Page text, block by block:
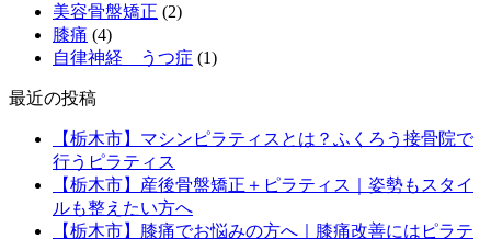
美容骨盤矯正 (2)
膝痛 (4)
自律神経 うつ症 (1)
最近の投稿
【栃木市】マシンピラティスとは？ふくろう接骨院で
行うピラティス
【栃木市】産後骨盤矯正＋ピラティス｜姿勢もスタイ
ルも整えたい方へ
【栃木市】膝痛でお悩みの方へ｜膝痛改善にはピラテ